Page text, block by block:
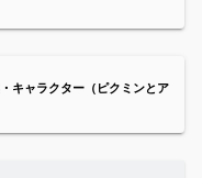
ャラクター（ピクミンとア